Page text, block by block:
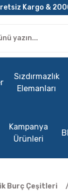
Kargo &
Sızdırmazlık
Elemanları
Kampanya
Ürünleri
Burç Çeşitleri